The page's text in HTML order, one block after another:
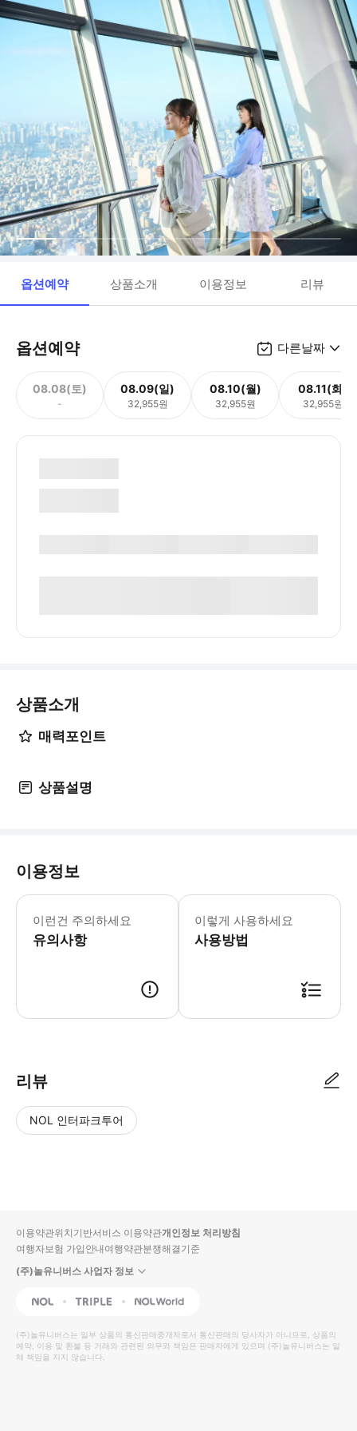
옵션예약 상품소개 이용정보 리뷰
옵션예약 다른날짜
08.08(토)
-
08.09(일)
32,955원
08.10(월)
32,955원
08.11(화)
32,955원
상품소개
매력포인트
상품설명
이용정보
이런건 주의하세요
유의사항
바우처 유효기간 : 예약 참가일만 유효
이렇게 사용하세요
사용방법
리뷰
NOL 인터파크투어
입니
다.
높
은
순
동
영
상
순
상
이용약관위치기반서비스 이용약관개인정보 처리방침
여행자보험 가입안내여행약관분쟁해결기준
(주)놀유니버스 사업자 정보
NOL Triple Interpark Global
(주)놀유니버스는 일부 상품의 통신판매중개자로서 통신판매의 당사자가 아니므로, 상품의
예약, 이용 및 환불 등 거래와 관련된 의무와 책임은 판매자에게 있으며 (주)놀유니버스는 일
체 책임을 지지 않습니다.